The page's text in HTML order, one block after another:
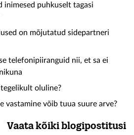
inimesed puhkuselt tagasi
on mõjutatud sidepartneri
telefonipiiranguid nii, et sa ei
oluline?
vastamine võib tuua suure arve?
Vaata kõiki blogipostitusi